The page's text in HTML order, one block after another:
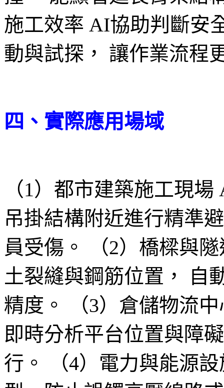
施工效率 AI協助判斷安
動與試探， 讓作業流程
四、實際應用場域
（1）都市建築施工現
吊掛結構附近進行精準
員受傷。 （2）橋樑與
土裂縫與鋼筋位置， 自
精度。 （3）倉儲物流
即時分析平台位置與障
行。 （4）電力與能源